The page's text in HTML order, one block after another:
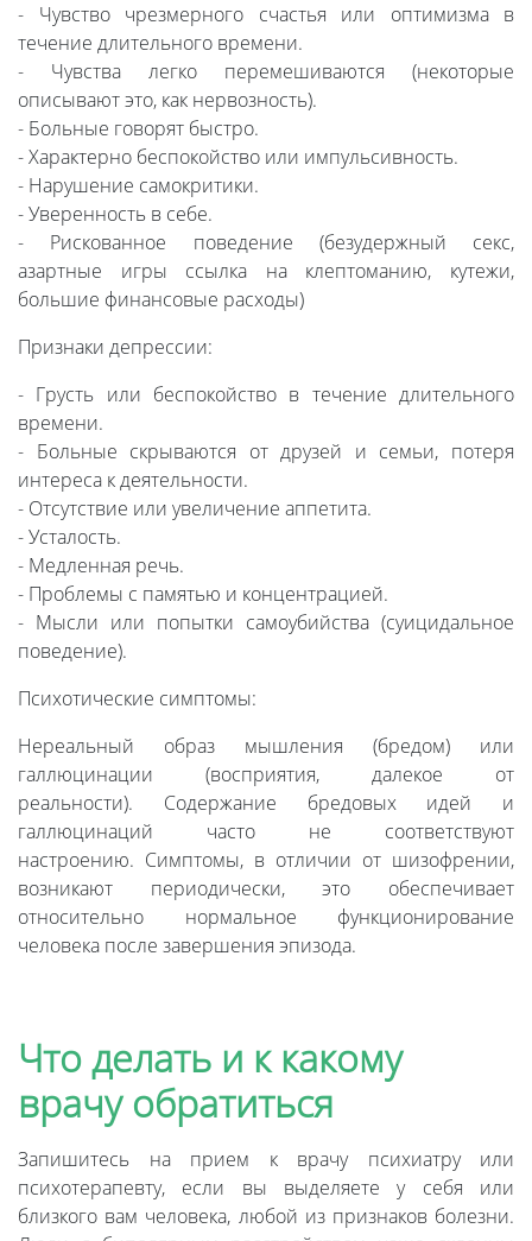
- Чувство чрезмерного счастья или оптимизма в
течение длительного времени.
- Чувства легко перемешиваются (некоторые
описывают это, как нервозность).
- Больные говорят быстро.
- Характерно беспокойство или импульсивность.
- Нарушение самокритики.
- Уверенность в себе.
- Рискованное поведение (безудержный секс,
азартные игры ссылка на клептоманию, кутежи,
большие финансовые расходы)
Признаки депрессии:
- Грусть или беспокойство в течение длительного
времени.
- Больные скрываются от друзей и семьи, потеря
интереса к деятельности.
- Отсутствие или увеличение аппетита.
- Усталость.
- Медленная речь.
- Проблемы с памятью и концентрацией.
- Мысли или попытки самоубийства (суицидальное
поведение).
Психотические симптомы:
Нереальный образ мышления (бредом) или
галлюцинации (восприятия, далекое от
реальности). Содержание бредовых идей и
галлюцинаций часто не соответствуют
настроению. Симптомы, в отличии от шизофрении,
возникают периодически, это обеспечивает
относительно нормальное функционирование
человека после завершения эпизода.
Что делать и к какому
врачу обратиться
Запишитесь на прием к врачу психиатру или
психотерапевту, если вы выделяете у себя или
близкого вам человека, любой из признаков болезни.